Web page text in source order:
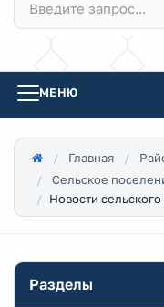
МЕНЮ
Главная
Сельское
Новости
Разделы